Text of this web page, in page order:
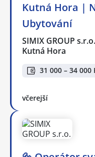
Kutná Hora |
Ubytování
SIMIX GROUP s.r.o.
Kutná Hora
31 000 – 34 000
včerejší